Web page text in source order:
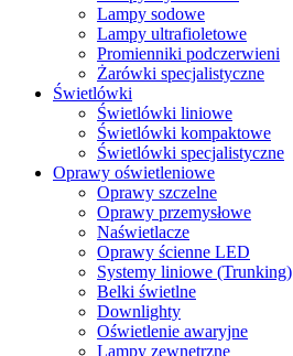
Lampy sodowe
Lampy ultrafioletowe
Promienniki podczerwieni
Żarówki specjalistyczne
Świetlówki
Świetlówki liniowe
Świetlówki kompaktowe
Świetlówki specjalistyczne
Oprawy oświetleniowe
Oprawy szczelne
Oprawy przemysłowe
Naświetlacze
Oprawy ścienne LED
Systemy liniowe (Trunking)
Belki świetlne
Downlighty
Oświetlenie awaryjne
Lampy zewnętrzne